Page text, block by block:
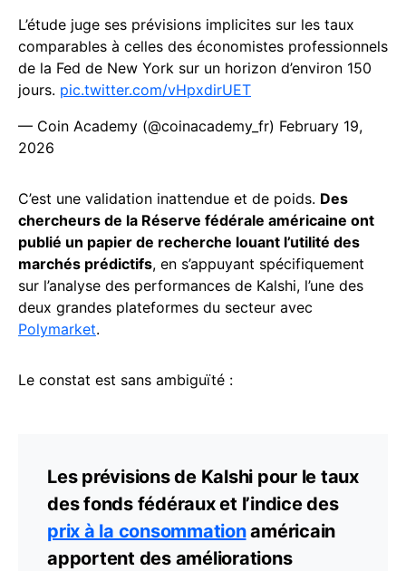
L’étude juge ses prévisions implicites sur les taux
comparables à celles des économistes professionnels
de la Fed de New York sur un horizon d’environ 150
jours. pic.twitter.com/vHpxdirUET
— Coin Academy (@coinacademy_fr) February 19,
2026
C’est une validation inattendue et de poids. Des
chercheurs de la Réserve fédérale américaine ont
publié un papier de recherche louant l’utilité des
marchés prédictifs, en s’appuyant spécifiquement
sur l’analyse des performances de Kalshi, l’une des
deux grandes plateformes du secteur avec
Polymarket.
Le constat est sans ambiguïté :
Les prévisions de Kalshi pour le taux
des fonds fédéraux et l’indice des
prix à la consommationaméricain
apportent des améliorations